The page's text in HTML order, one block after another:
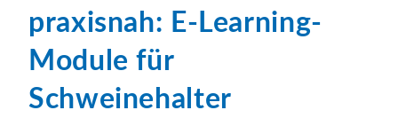
praxisnah: E-Learning-
Module für
Schweinehalter